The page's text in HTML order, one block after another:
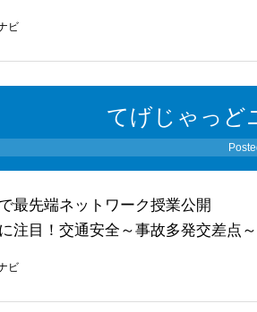
ビ
てげじゃっど
最先端ネットワーク授業公開
注目！交通安全～事故多発交差点～
ビ